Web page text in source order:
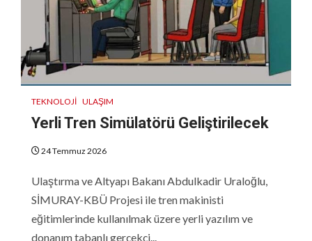
TEKNOLOJI ULAŞIM
Yerli Tren Simülatörü Geliştirilecek
24 Temmuz 2026
Ulaştırma ve Altyapı Bakanı Abdulkadir Uraloğlu,
SİMURAY-KBÜ Projesi ile tren makinisti
eğitimlerinde kullanılmak üzere yerli yazılım ve
donanım tabanlı gerçekçi...